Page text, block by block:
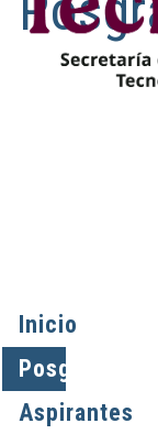
Inicio
Posgrados
Aspirantes